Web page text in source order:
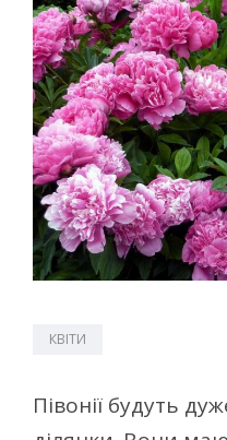
КВІТИ
Півонії будуть